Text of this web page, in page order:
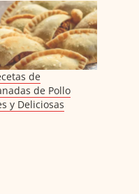
de
de Pollo
y Deliciosas